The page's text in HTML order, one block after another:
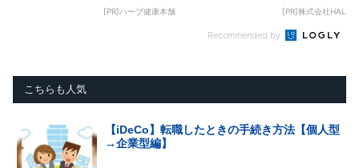
[PR]ハーブ健康本舗 [PR]株式会社HAL
Recommended by
こちらも人気
【iDeCo】転職したときの手続き方法【個人型
→企業型編】